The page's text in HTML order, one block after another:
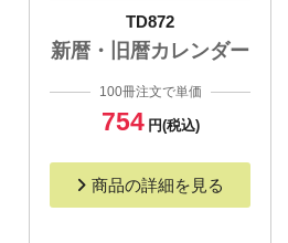
TD872
新暦・旧暦カレンダー
100冊注文で単価
754 円(税込)
商品の詳細を見る